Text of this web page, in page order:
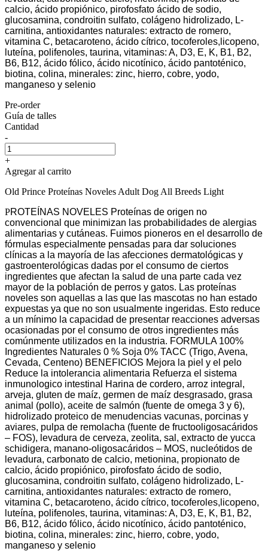
calcio, ácido propiónico, pirofosfato ácido de sodio,
glucosamina, condroitin sulfato, colágeno hidrolizado, L-
carnitina, antioxidantes naturales: extracto de romero,
vitamina C, betacaroteno, ácido cítrico, tocoferoles,licopeno,
luteína, polifenoles, taurina, vitaminas: A, D3, E, K, B1, B2,
B6, B12, ácido fólico, ácido nicotínico, ácido pantoténico,
biotina, colina, minerales: zinc, hierro, cobre, yodo,
manganeso y selenio
Pre-order
Guía de talles
Cantidad
-
+
Agregar al carrito
Old Prince Proteínas Noveles Adult Dog All Breeds Light
PROTEÍNAS NOVELES Proteínas de origen no
convencional que minimizan las probabilidades de alergias
alimentarias y cutáneas. Fuimos pioneros en el desarrollo de
fórmulas especialmente pensadas para dar soluciones
clínicas a la mayoría de las afecciones dermatológicas y
gastroenterológicas dadas por el consumo de ciertos
ingredientes que afectan la salud de una parte cada vez
mayor de la población de perros y gatos. Las proteínas
noveles son aquellas a las que las mascotas no han estado
expuestas ya que no son usualmente ingeridas. Esto reduce
a un mínimo la capacidad de presentar reacciones adversas
ocasionadas por el consumo de otros ingredientes más
comúnmente utilizados en la industria. FORMULA 100%
Ingredientes Naturales 0 % Soja 0% TACC (Trigo, Avena,
Cevada, Centeno) BENEFICIOS Mejora la piel y el pelo
Reduce la intolerancia alimentaria Refuerza el sistema
inmunologico intestinal Harina de cordero, arroz integral,
arveja, gluten de maíz, germen de maíz desgrasado, grasa
animal (pollo), aceite de salmón (fuente de omega 3 y 6),
hidrolizado proteico de menudencias vacunas, porcinas y
aviares, pulpa de remolacha (fuente de fructooligosacáridos
– FOS), levadura de cerveza, zeolita, sal, extracto de yucca
schidigera, manano-oligosacáridos – MOS, nucleótidos de
levadura, carbonato de calcio, metionina, propionato de
calcio, ácido propiónico, pirofosfato ácido de sodio,
glucosamina, condroitin sulfato, colágeno hidrolizado, L-
carnitina, antioxidantes naturales: extracto de romero,
vitamina C, betacaroteno, ácido cítrico, tocoferoles,licopeno,
luteína, polifenoles, taurina, vitaminas: A, D3, E, K, B1, B2,
B6, B12, ácido fólico, ácido nicotínico, ácido pantoténico,
biotina, colina, minerales: zinc, hierro, cobre, yodo,
manganeso y selenio